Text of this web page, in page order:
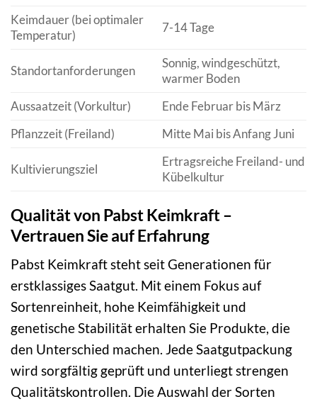
Keimdauer (bei optimaler
Temperatur)
7-14 Tage
Standortanforderungen
Sonnig, windgeschützt,
warmer Boden
Aussaatzeit (Vorkultur)
Ende Februar bis März
Pflanzzeit (Freiland)
Mitte Mai bis Anfang Juni
Kultivierungsziel
Ertragsreiche Freiland- und
Kübelkultur
Qualität von Pabst Keimkraft –
Vertrauen Sie auf Erfahrung
Pabst Keimkraft steht seit Generationen für
erstklassiges Saatgut. Mit einem Fokus auf
Sortenreinheit, hohe Keimfähigkeit und
genetische Stabilität erhalten Sie Produkte, die
den Unterschied machen. Jede Saatgutpackung
wird sorgfältig geprüft und unterliegt strengen
Qualitätskontrollen. Die Auswahl der Sorten